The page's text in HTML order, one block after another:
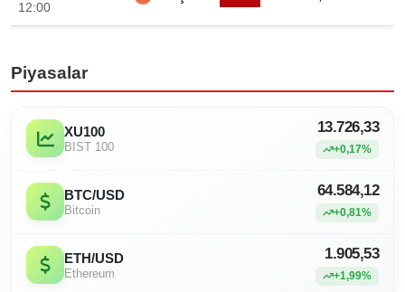
12:00
Piyasalar
XU100
BIST 100
13.726,33
+0,17%
BTC/USD
Bitcoin
64.584,12
+0,81%
ETH/USD
Ethereum
1.905,53
+1,99%